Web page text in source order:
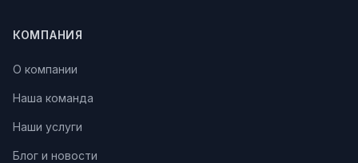
КОМПАНИЯ
О компании
Наша команда
Наши услуги
Блог и новости